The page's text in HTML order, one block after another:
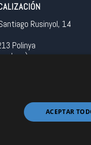
Rusinyol, 14
Polinya
ACEPTAR